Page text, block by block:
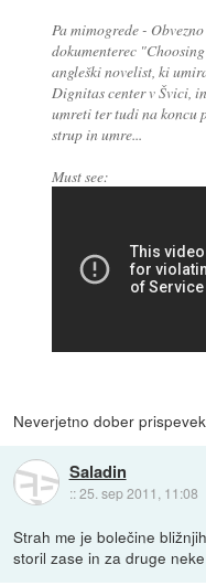
Pa mimogrede -
dokumenterec
angleški novelist, ki
Dignitas center v Švici,
umreti ter tudi na koncu
strup in umre...
Must see:
Neverjetno dober
Saladin
::25. sep 2011, 11:08
Strah me je bolečine
storil zase in za druge